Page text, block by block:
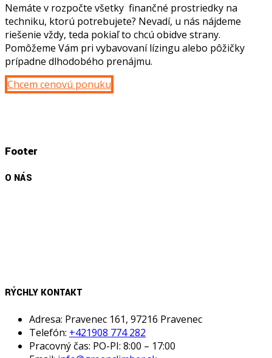
Nemáte v rozpočte všetky finančné prostriedky na
techniku, ktorú potrebujete? Nevadí, u nás nájdeme
riešenie vždy, teda pokiaľ to chcú obidve strany.
Pomôžeme Vám pri vybavovaní lízingu alebo pôžičky
prípadne dlhodobého prenájmu.
Chcem cenovú ponuku
Footer
O NÁS
RÝCHLY KONTAKT
Adresa: Pravenec 161, 97216 Pravenec
Telefón: +421908 774 282
Pracovný čas: PO-PI: 8:00 – 17:00